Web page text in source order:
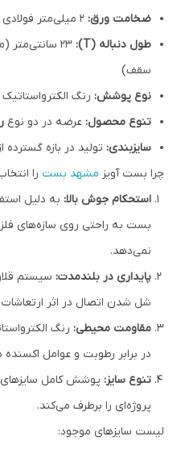
ضخامت ورق:
طول دنباله (T):
۲۳ سانتی‌متر
سقف)
نوع پوشش: رنگ
تنوع محصول: عرضه در دو نوع
سایزبندی: تولید در بازه گسترده
چرا بست آویز مشهد بست را
استحکام جوش بالا:
بست به راحتی روی سازه‌های
نمی‌دهد.
پایداری در بلندمدت: سیستم
شل شدن اتصال در اثر
مقاومت محیطی: رنگ
در برابر رطوبت و عوامل
تنوع سایز:
پروژه‌ای را برطرف می‌کند.
لیست سایزهای موجود: